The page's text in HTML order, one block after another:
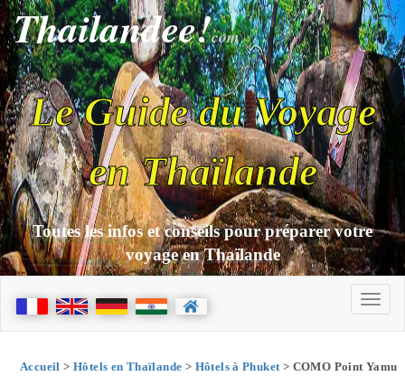
Thailandee!com
Le Guide du Voyage
en Thaïlande
Toutes les infos et conseils pour préparer votre
voyage en Thaïlande
Accueil > Hôtels en Thaïlande > Hôtels à Phuket> COMO Point Yamu